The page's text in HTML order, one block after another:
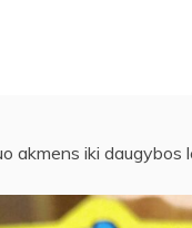
akmens iki daugybos